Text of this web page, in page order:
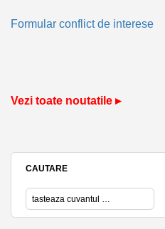
Formular conflict de interese
Vezi toate noutatile ▸
CAUTARE